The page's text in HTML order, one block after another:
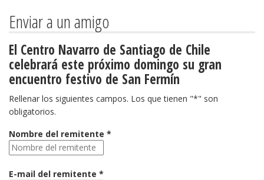
Enviar a un amigo
El Centro Navarro de Santiago de Chile
celebrará este próximo domingo su gran
encuentro festivo de San Fermín
Rellenar los siguientes campos. Los que tienen "*" son
obligatorios.
Nombre del remitente *
E-mail del remitente *